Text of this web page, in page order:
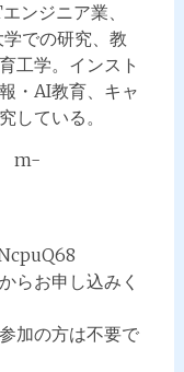
ンジニア業、
での研究、教
工学。インスト
・AI教育、キャ
している。
m-
らお申し込みく
加の方は不要で